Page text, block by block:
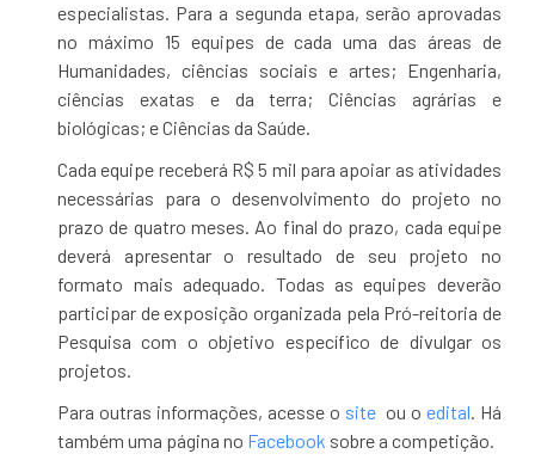
especialistas. Para a segunda etapa, serão aprovadas
no máximo 15 equipes de cada uma das áreas de
Humanidades, ciências sociais e artes; Engenharia,
ciências exatas e da terra; Ciências agrárias e
biológicas; e Ciências da Saúde.
Cada equipe receberá R$ 5 mil para apoiar as atividades
necessárias para o desenvolvimento do projeto no
prazo de quatro meses. Ao final do prazo, cada equipe
deverá apresentar o resultado de seu projeto no
formato mais adequado. Todas as equipes deverão
participar de exposição organizada pela Pró-reitoria de
Pesquisa com o objetivo específico de divulgar os
projetos.
Para outras informações, acesse o site ou o edital. Há
também uma página no Facebook sobre a competição.